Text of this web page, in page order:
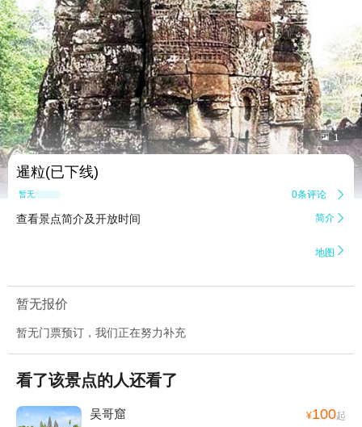
 1
暹粒(已下线)
暂无点评 0条评论 
查看景点简介及开放时间 简介 
地图 
暂无报价
暂无门票预订，我们正在努力补充
看了该景点的人还看了
吴哥窟 ¥100起
